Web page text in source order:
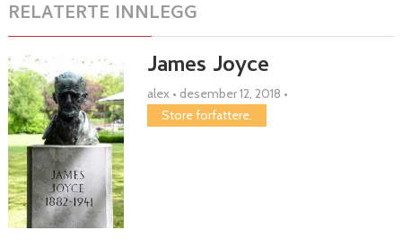
RELATERTE INNLEGG
James Joyce
alex • desember 12, 2018 •
Store forfattere.